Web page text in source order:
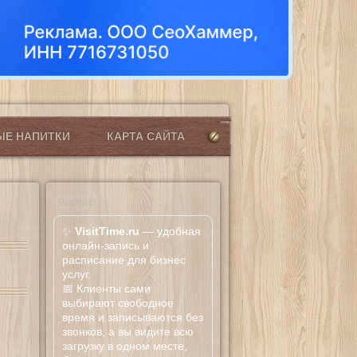
НАПИТКИ КАРТА САЙТА
✨ VisitTime.ru — удобная
онлайн-запись и
расписание для бизнес
услуг.
📅 Клиенты сами
выбирают свободное
время и записываются без
звонков, а вы видите всю
загрузку в одном месте,